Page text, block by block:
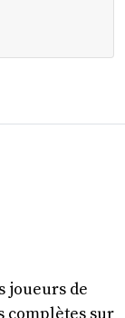
joueurs de